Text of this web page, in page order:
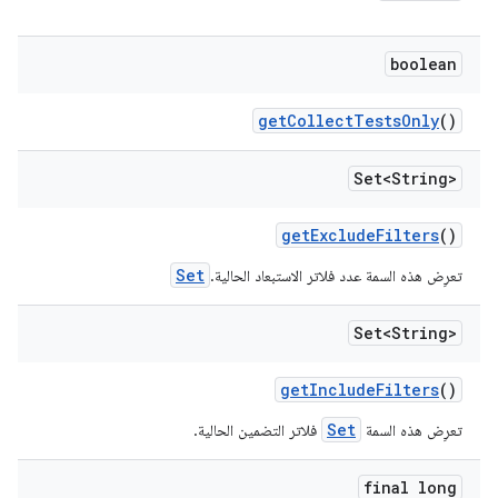
boolean
getCollectTestsOnly()
Set<String>
getExcludeFilters()
تعرِض هذه السمة عدد فلاتر الاستبعاد الحالية. Set
Set<String>
getIncludeFilters()
تعرِض هذه السمة Set فلاتر التضمين الحالية.
final long